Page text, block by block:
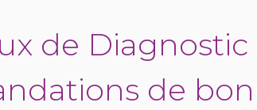
de Diagnostic
de